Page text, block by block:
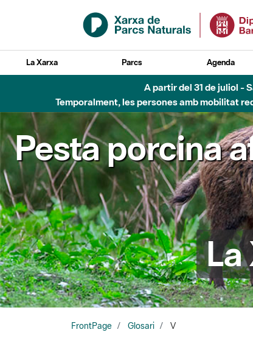
Salta al contingut principal
La Xarxa Parcs Agenda
A partir del 31 de juliol -
Temporalment, les persones amb mobilitat
Pesta porcina
La
FrontPage Glosari V